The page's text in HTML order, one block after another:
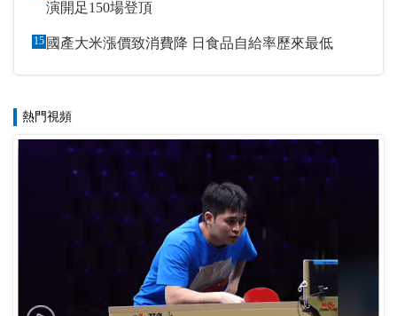
演開足150場登頂
15 國產大米漲價致消費降 日食品自給率歷來最低
熱門視頻